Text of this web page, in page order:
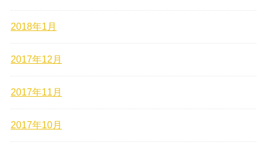
2018年1月
2017年12月
2017年11月
2017年10月